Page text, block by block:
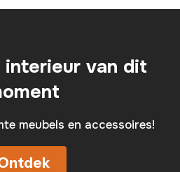
van dit
meubels en accessoires!